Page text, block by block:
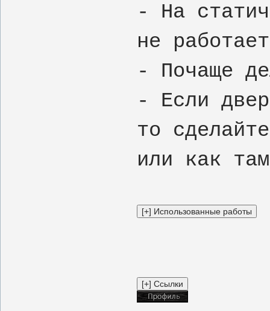
- На
не
- Почаще
- Если
то
или как